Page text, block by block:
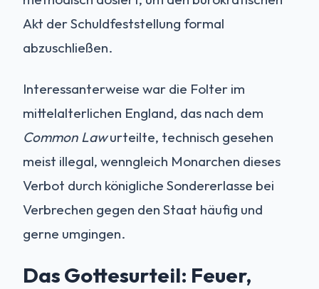
Akt der Schuldfeststellung formal
abzuschließen.
Interessanterweise war die Folter im
mittelalterlichen England, das nach dem
Common Lawurteilte, technisch gesehen
meist illegal, wenngleich Monarchen dieses
Verbot durch königliche Sondererlasse bei
Verbrechen gegen den Staat häufig und
gerne umgingen.
Das Gottesurteil: Feuer,